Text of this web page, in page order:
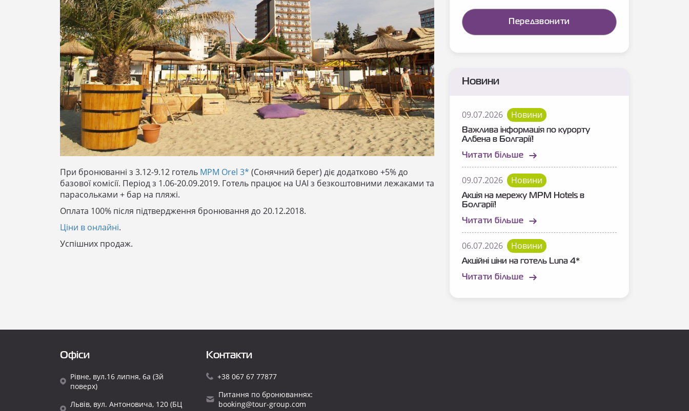
При бронюванні з 3.12-9.12 готель MPM Orel 3* (Сонячний берег) діє додатково +5% до
базової комісії. Період з 1.06-20.09.2019. Готель працює на UAI з безкоштовними лежаками та
парасольками + бар на пляжі.
Оплата 100% після підтвердження бронювання до 20.12.2018.
Ціни в онлайні.
Успішних продаж.
Новини
09.07.2026 Новини
Важлива інформація по курорту
Албена в Болгарії!
Читати більше
09.07.2026 Новини
Акція на мережу MPM Hotels в
Болгарії!
Читати більше
06.07.2026 Новини
Акційні ціни на готель Luna 4*
Читати більше
Офіси
Рівне, вул.16 липня, 6а (3й
поверх)
Львів, вул. Антоновича, 120 (БЦ
Контакти
+38 067 67 77877
Питання по бронюваннях:
booking@tour-group.com